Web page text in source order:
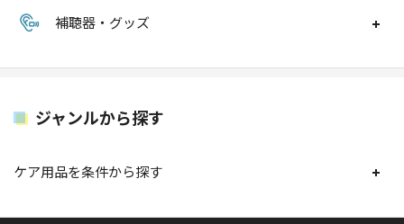
補聴器・グッズ
ジャンルから探す
ケア用品を条件から探す